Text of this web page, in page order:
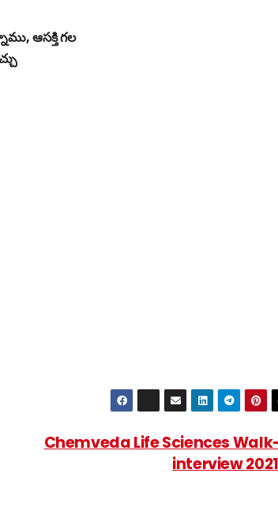
ఆసక్తి గల
Chemveda Life Sciences
interview